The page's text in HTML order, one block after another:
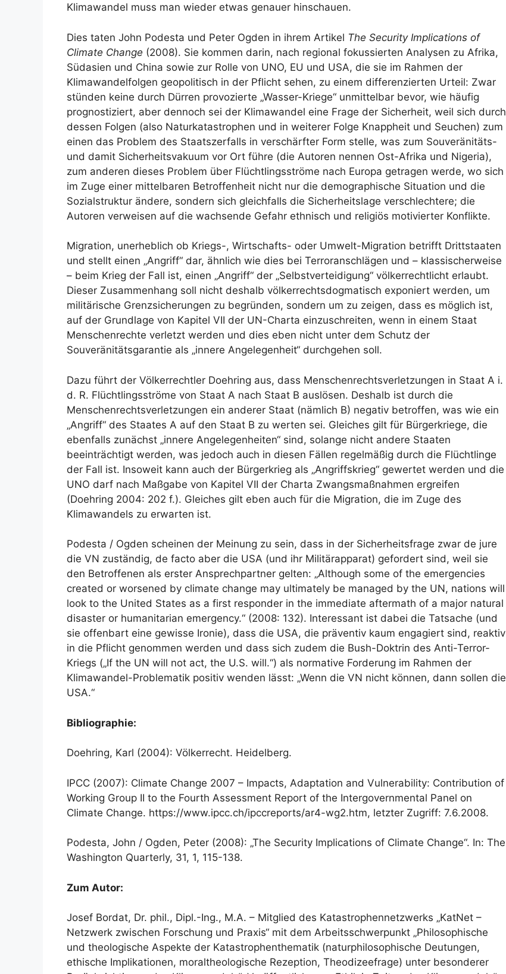
Klimawandel muss man wieder etwas genauer hinschauen.
Dies taten John Podesta und Peter Ogden in ihrem Artikel The Security Implications of
Climate Change (2008). Sie kommen darin, nach regional fokussierten Analysen zu Afrika,
Südasien und China sowie zur Rolle von UNO, EU und USA, die sie im Rahmen der
Klimawandelfolgen geopolitisch in der Pflicht sehen, zu einem differenzierten Urteil: Zwar
stünden keine durch Dürren provozierte „Wasser-Kriege“ unmittelbar bevor, wie häufig
prognostiziert, aber dennoch sei der Klimawandel eine Frage der Sicherheit, weil sich durch
dessen Folgen (also Naturkatastrophen und in weiterer Folge Knappheit und Seuchen) zum
einen das Problem des Staatszerfalls in verschärfter Form stelle, was zum Souveränitäts-
und damit Sicherheitsvakuum vor Ort führe (die Autoren nennen Ost-Afrika und Nigeria),
zum anderen dieses Problem über Flüchtlingsströme nach Europa getragen werde, wo sich
im Zuge einer mittelbaren Betroffenheit nicht nur die demographische Situation und die
Sozialstruktur ändere, sondern sich gleichfalls die Sicherheitslage verschlechtere; die
Autoren verweisen auf die wachsende Gefahr ethnisch und religiös motivierter Konflikte.
Migration, unerheblich ob Kriegs-, Wirtschafts- oder Umwelt-Migration betrifft Drittstaaten
und stellt einen „Angriff“ dar, ähnlich wie dies bei Terroranschlägen und – klassischerweise
– beim Krieg der Fall ist, einen „Angriff“ der „Selbstverteidigung“ völkerrechtlicht erlaubt.
Dieser Zusammenhang soll nicht deshalb völkerrechtsdogmatisch exponiert werden, um
militärische Grenzsicherungen zu begründen, sondern um zu zeigen, dass es möglich ist,
auf der Grundlage von Kapitel VII der UN-Charta einzuschreiten, wenn in einem Staat
Menschenrechte verletzt werden und dies eben nicht unter dem Schutz der
Souveränitätsgarantie als „innere Angelegenheit“ durchgehen soll.
Dazu führt der Völkerrechtler Doehring aus, dass Menschenrechtsverletzungen in Staat A i.
d. R. Flüchtlingsströme von Staat A nach Staat B auslösen. Deshalb ist durch die
Menschenrechtsverletzungen ein anderer Staat (nämlich B) negativ betroffen, was wie ein
„Angriff“ des Staates A auf den Staat B zu werten sei. Gleiches gilt für Bürgerkriege, die
ebenfalls zunächst „innere Angelegenheiten“ sind, solange nicht andere Staaten
beeinträchtigt werden, was jedoch auch in diesen Fällen regelmäßig durch die Flüchtlinge
der Fall ist. Insoweit kann auch der Bürgerkrieg als „Angriffskrieg“ gewertet werden und die
UNO darf nach Maßgabe von Kapitel VII der Charta Zwangsmaßnahmen ergreifen
(Doehring 2004: 202 f.). Gleiches gilt eben auch für die Migration, die im Zuge des
Klimawandels zu erwarten ist.
Podesta / Ogden scheinen der Meinung zu sein, dass in der Sicherheitsfrage zwar de jure
die VN zuständig, de facto aber die USA (und ihr Militärapparat) gefordert sind, weil sie
den Betroffenen als erster Ansprechpartner gelten: „Although some of the emergencies
created or worsened by climate change may ultimately be managed by the UN, nations will
look to the United States as a first responder in the immediate aftermath of a major natural
disaster or humanitarian emergency.“ (2008: 132). Interessant ist dabei die Tatsache (und
sie offenbart eine gewisse Ironie), dass die USA, die präventiv kaum engagiert sind, reaktiv
in die Pflicht genommen werden und dass sich zudem die Bush-Doktrin des Anti-Terror-
Kriegs („If the UN will not act, the U.S. will.“) als normative Forderung im Rahmen der
Klimawandel-Problematik positiv wenden lässt: „Wenn die VN nicht können, dann sollen die
USA.“
Bibliographie:
Doehring, Karl (2004): Völkerrecht. Heidelberg.
IPCC (2007): Climate Change 2007 – Impacts, Adaptation and Vulnerability: Contribution of
Working Group II to the Fourth Assessment Report of the Intergovernmental Panel on
Climate Change. https://www.ipcc.ch/ipccreports/ar4-wg2.htm, letzter Zugriff: 7.6.2008.
Podesta, John / Ogden, Peter (2008): „The Security Implications of Climate Change“. In: The
Washington Quarterly, 31, 1, 115-138.
Zum Autor:
Josef Bordat, Dr. phil., Dipl.-Ing., M.A. – Mitglied des Katastrophennetzwerks „KatNet –
Netzwerk zwischen Forschung und Praxis“ mit dem Arbeitsschwerpunkt „Philosophische
und theologische Aspekte der Katastrophenthematik (naturphilosophische Deutungen,
ethische Implikationen, moraltheologische Rezeption, Theodizeefrage) unter besonderer